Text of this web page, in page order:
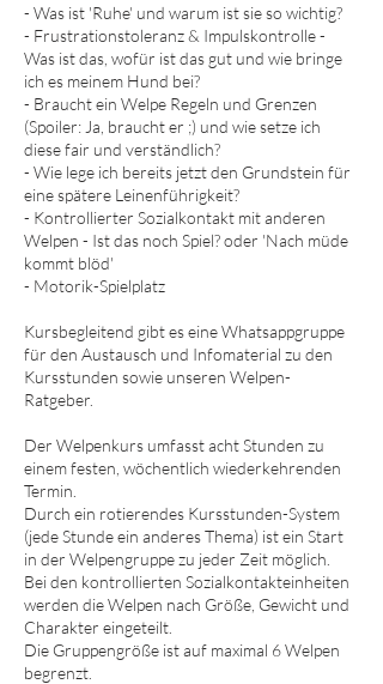
- Was ist 'Ruhe' und warum ist sie so wichtig?
- Frustrationstoleranz & Impulskontrolle -
Was ist das, wofür ist das gut und wie bringe
ich es meinem Hund bei?
- Braucht ein Welpe Regeln und Grenzen
(Spoiler: Ja, braucht er ;) und wie setze ich
diese fair und verständlich?
- Wie lege ich bereits jetzt den Grundstein für
eine spätere Leinenführigkeit?
- Kontrollierter Sozialkontakt mit anderen
Welpen - Ist das noch Spiel? oder 'Nach müde
kommt blöd'
- Motorik-Spielplatz
Kursbegleitend gibt es eine Whatsappgruppe
für den Austausch und Infomaterial zu den
Kursstunden sowie unseren Welpen-
Ratgeber.
Der Welpenkurs umfasst acht Stunden zu
einem festen, wöchentlich wiederkehrenden
Termin.
Durch ein rotierendes Kursstunden-System
(jede Stunde ein anderes Thema) ist ein Start
in der Welpengruppe zu jeder Zeit möglich.
Bei den kontrollierten Sozialkontakteinheiten
werden die Welpen nach Größe, Gewicht und
Charakter eingeteilt.
Die Gruppengröße ist auf maximal 6 Welpen
begrenzt.